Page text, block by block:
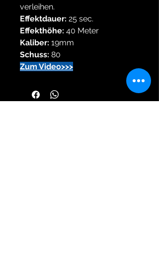
verleihen.
Effektdauer: 25 sec.
Effekthöhe: 40 Meter
Kaliber: 19mm
Schuss: 80
Zum Video>>>